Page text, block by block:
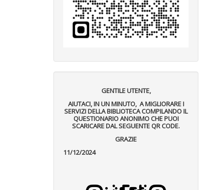
GENTILE UTENTE,
AIUTACI, IN UN MINUTO, A MIGLIORARE I
SERVIZI DELLA BIBLIOTECA COMPILANDO IL
QUESTIONARIO ANONIMO CHE PUOI
SCARICARE DAL SEGUENTE QR CODE.
GRAZIE
11/12/2024